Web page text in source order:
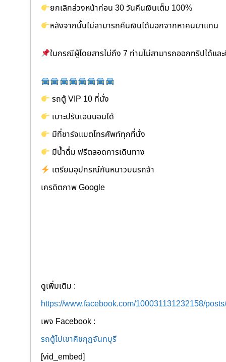
ยกเลิกล่วงหน้าก่อน 30 วันคืนเงินเต็ม 100%
หลังจากนั้นไม่สามารถคืนเงินได้นอกจากหาคนมาแทน
ในกรณีผู้โดยสารไม่ถึง 7 ท่านไม่สามารถออกทริปได้แล
รถตู้ VIP 10 ที่นั่ง
เบาะปรับเอนนอนได้
มีที่ชาร์จแบตโทรศัพท์ทุกที่นั่ง
มีน้ำดื่ม ฟรีตลอดการเดินทาง
เตรียมอุปกรณ์กันหนาวบนรถจ้า
เครดิตภาพ Google
ดูเพิ่มเติม :
https://www.facebook.com/100031131232158/
เพจ Facebook :
รถตู้ไปเขาคิชกุฏจันทบุรี
[vid_embed]